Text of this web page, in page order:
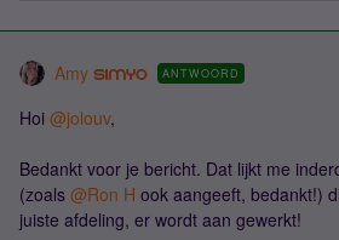
Amy ANTWOORD
Hoi @jolouv,
Bedankt voor je bericht. Dat lijkt me
(zoals @Ron H ook aangeeft, bedankt!)
juiste afdeling, er wordt aan gewerkt!